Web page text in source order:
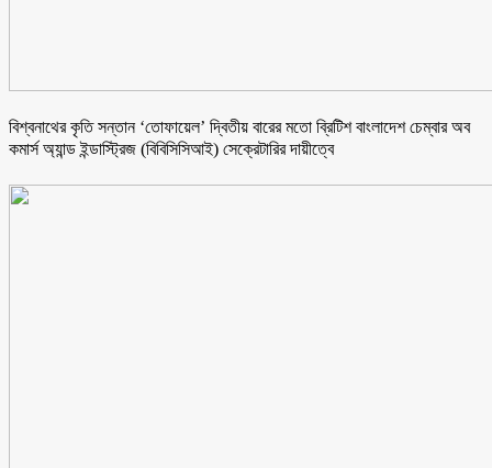
বিশ্বনাথের কৃতি সন্তান ‘তোফায়েল’ দ্বিতীয় বারের মতো ব্রিটিশ বাংলাদেশ চেম্বার অব
কমার্স অ্যান্ড ইন্ডাস্ট্রিজ (বিবিসিসিআই) সেক্রেটারির দায়ীত্বে